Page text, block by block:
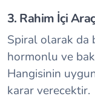
3. Rahim İçi
Spiral olarak da
hormonlu ve
Hangisinin
karar verecektir.